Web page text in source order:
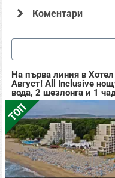
Коментари
промотирана от Гранд Травъл
регистрация PK-01-7019/
03700100006218 със срок на
собственик на разделите:
Екскурзии в Чужбина в Rio.bg.
На първа линия в
Август! All Inclusive
вода, 2 шезлонга и 1
ТОП